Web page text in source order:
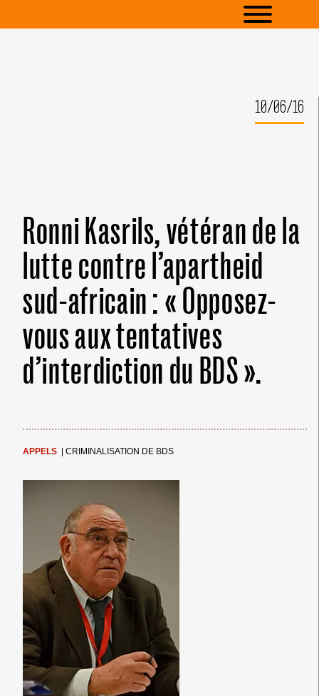
10/06/16
Ronni Kasrils, vétéran de la
lutte contre l’apartheid
sud-africain : « Opposez-
vous aux tentatives
d’interdiction du BDS ».
APPELS CRIMINALISATION DE BDS